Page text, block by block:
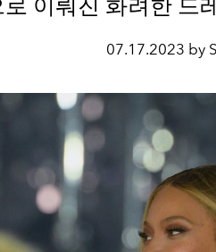
이뤄진 화려한 드
07.17.2023 by